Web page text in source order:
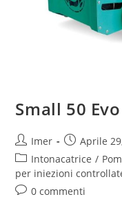
Small 50 Evo
Imer
Aprile
Intonacatrice /
per iniezioni
0 commenti